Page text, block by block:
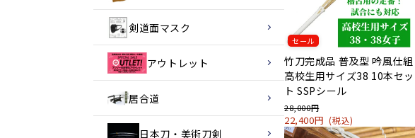
剣道面マスク
アウトレット
居合道
日本刀・美術刀剣
セール
竹刀完成品 普及型 吟風仕組
高校生用サイズ38 10本セッ
ト SSPシール
28,000円
22,400円(税込)